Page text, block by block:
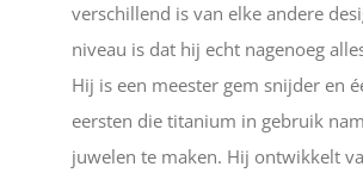
verschillend is van elke andere
niveau is dat hij echt nagenoeg
Hij is een meester gem snijder en
eersten die titanium in gebruik
juwelen te maken. Hij ontwikkelt